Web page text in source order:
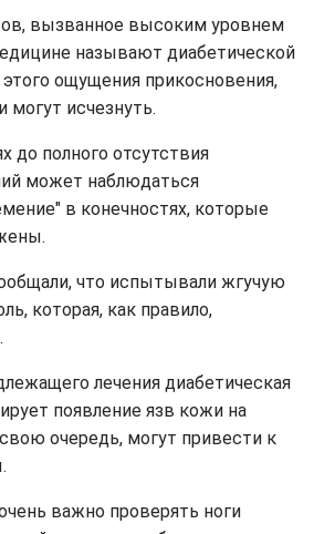
вызванное высоким уровнем
называют диабетической
ощущения прикосновения,
могут исчезнуть.
до полного отсутствия
может наблюдаться
в конечностях, которые
что испытывали жгучую
которая, как правило,
лечения диабетическая
появление язв кожи на
очередь, могут привести к
важно проверять ноги